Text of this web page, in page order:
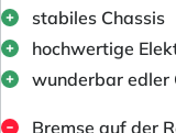
stabiles Chassis
hochwertige
wunderbar edler
Bremse auf der